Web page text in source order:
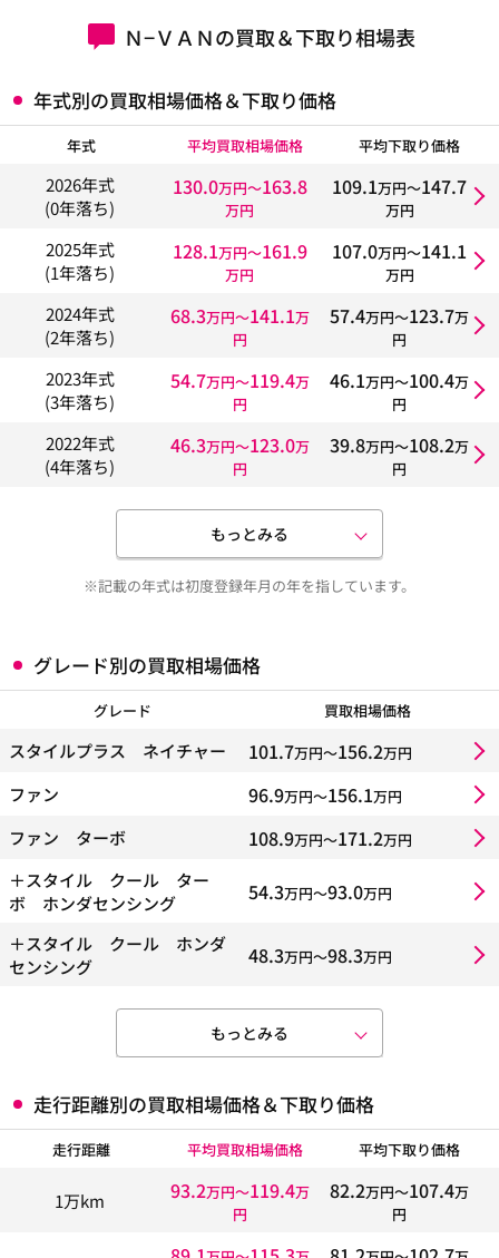
Ｎ−ＶＡＮの買取＆下取り相場表
年式別の買取相場価格＆下取り価格
年式 平均買取相場価格 平均下取り価格
2026年式
(0年落ち)
130.0万円〜163.8
万円
109.1万円〜147.7
万円
2025年式
(1年落ち)
128.1万円〜161.9
万円
107.0万円〜141.1
万円
2024年式
(2年落ち)
68.3万円〜141.1万
円
57.4万円〜123.7万
円
2023年式
(3年落ち)
54.7万円〜119.4万
円
46.1万円〜100.4万
円
2022年式
(4年落ち)
46.3万円〜123.0万
円
39.8万円〜108.2万
円
もっとみる
※記載の年式は初度登録年月の年を指しています。
グレード別の買取相場価格
グレード 買取相場価格
スタイルプラス ネイチャー 101.7万円〜156.2万円
ファン 96.9万円〜156.1万円
ファン ターボ 108.9万円〜171.2万円
＋スタイル クール ター
ボ ホンダセンシング
54.3万円〜93.0万円
＋スタイル クール ホンダ
センシング
48.3万円〜98.3万円
もっとみる
走行距離別の買取相場価格＆下取り価格
走行距離 平均買取相場価格 平均下取り価格
1万km 93.2万円〜119.4万
円
82.2万円〜107.4万
円